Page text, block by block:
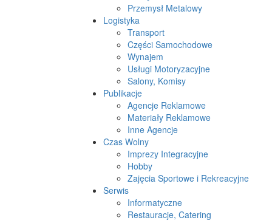
Przemysł Metalowy
Logistyka
Transport
Części Samochodowe
Wynajem
Usługi Motoryzacyjne
Salony, Komisy
Publikacje
Agencje Reklamowe
Materiały Reklamowe
Inne Agencje
Czas Wolny
Imprezy Integracyjne
Hobby
Zajęcia Sportowe i Rekreacyjne
Serwis
Informatyczne
Restauracje, Catering